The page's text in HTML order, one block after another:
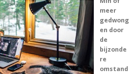
meer
gedwong
en door
de
bijzonde
re
omstand